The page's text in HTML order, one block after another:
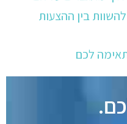
בין ההצעות
לכם